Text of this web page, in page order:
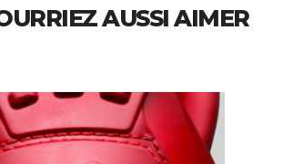
AUSSI AIMER